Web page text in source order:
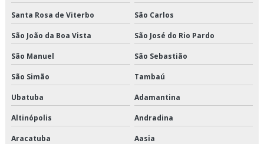
Transportadora fracionado
Transportadora fracionado são paulo
Transportadora fracionado sp
Transporte cross docking
Transporte de alimentos
Santa Rosa de Viterbo São Carlos
São João da Boa Vista São José do Rio Pardo
São Manuel São Sebastião
São Simão Tambaú
Ubatuba Adamantina
Altinópolis Andradina
Aracatuba Aasia